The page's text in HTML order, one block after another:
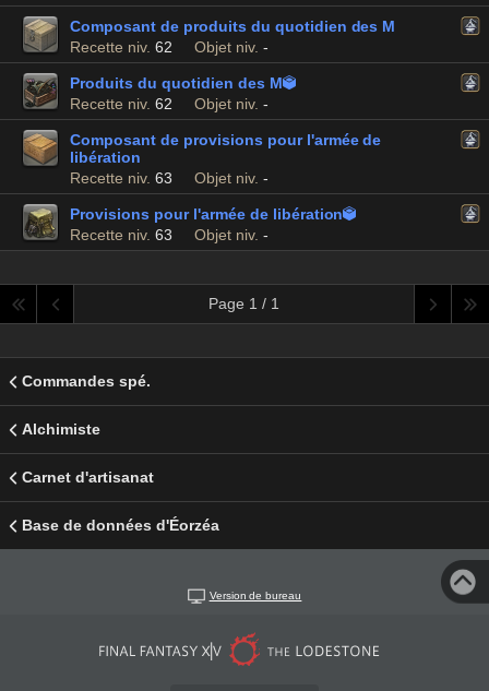
Composant de produits du quotidien des M
Recette niv. 62 Objet niv. -
Produits du quotidien des M
Recette niv. 62 Objet niv. -
Composant de provisions pour l'armée de
libération
Recette niv. 63 Objet niv. -
Provisions pour l'armée de libération
Recette niv. 63 Objet niv. -
Page 1 / 1
Commandes spé.
Alchimiste
Carnet d'artisanat
Base de données d'Éorzéa
Version de bureau